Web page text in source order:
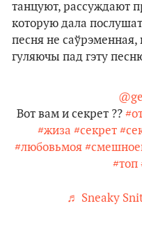
танцуют, рассуждают
которую дала
песня не
гуляючы пад гэту
Вот вам и секрет ??
#жиза #секрет
#любовьмоя
#топ
♬ Sneaky